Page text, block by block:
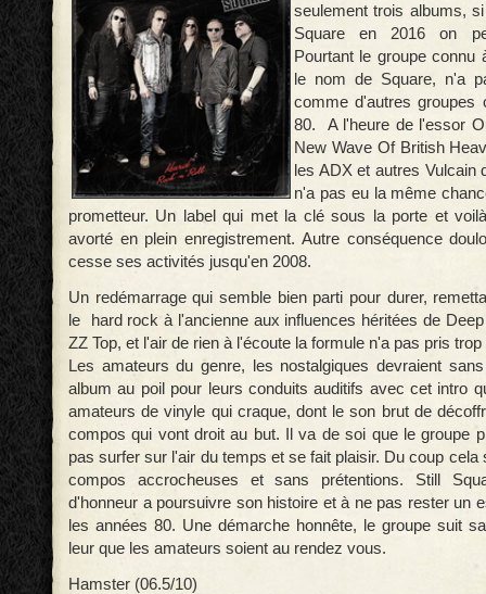
seulement trois albums,
Square en 2016 on
Pourtant le groupe connu
le nom de Square, n'a
comme d'autres groupes
80. A l'heure de l'essor
New Wave Of British
les ADX et autres Vulcain
n'a pas eu la même
prometteur. Un label qui met la clé sous la porte et
avorté en plein enregistrement. Autre conséquence
cesse ses activités jusqu'en 2008.
Un redémarrage qui semble bien parti pour durer,
le hard rock à l'ancienne aux influences héritées de
ZZ Top, et l'air de rien à l'écoute la formule n'a pas pris
Les amateurs du genre, les nostalgiques devraient
album au poil pour leurs conduits auditifs avec cet intro
amateurs de vinyle qui craque, dont le son brut de
compos qui vont droit au but. Il va de soi que le groupe
pas surfer sur l'air du temps et se fait plaisir. Du coup cela
compos accrocheuses et sans prétentions. Still
d'honneur a poursuivre son histoire et à ne pas rester un
les années 80. Une démarche honnête, le groupe suit
leur que les amateurs soient au rendez vous.
Hamster (06.5/10)